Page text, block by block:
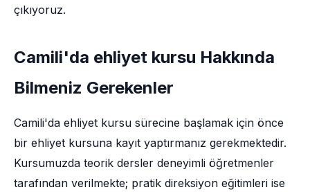
çıkıyoruz.
Camili'da ehliyet kursu Hakkında
Bilmeniz Gerekenler
Camili'da ehliyet kursu sürecine başlamak için önce
bir ehliyet kursuna kayıt yaptırmanız gerekmektedir.
Kursumuzda teorik dersler deneyimli öğretmenler
tarafından verilmekte; pratik direksiyon eğitimleri ise